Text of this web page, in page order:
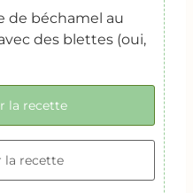
de béchamel au
des blettes (oui,
la recette
la recette